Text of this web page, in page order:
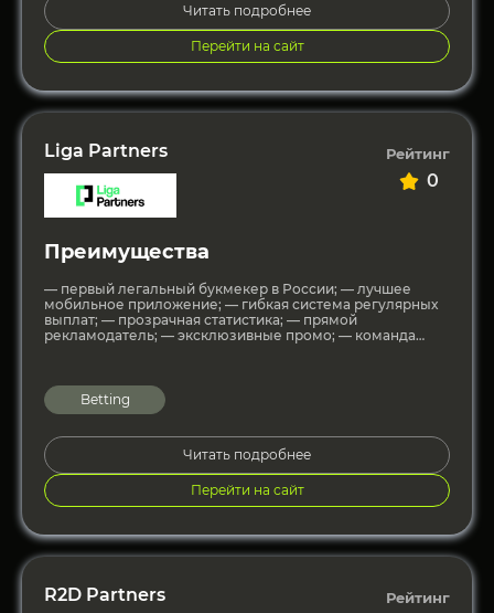
Читать подробнее
Перейти на сайт
Liga Partners Рейтинг
0
Преимущества
— первый легальный букмекер в России; — лучшее
мобильное приложение; — гибкая система регулярных
выплат; — прозрачная статистика; — прямой
рекламодатель; — эксклюзивные промо; — команда
Betting
Читать подробнее
Перейти на сайт
R2D Partners Рейтинг